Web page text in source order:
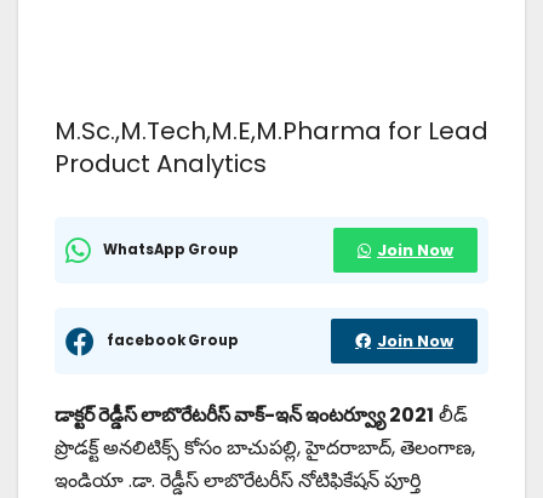
M.Sc.,M.Tech,M.E,M.Pharma for Lead
Product Analytics
WhatsApp Group Join Now
facebook Group Join Now
డాక్టర్ రెడ్డీస్ లాబొరేటరీస్ వాక్-ఇన్ ఇంటర్వ్యూ 2021 లీడ్
ప్రొడక్ట్ అనలిటిక్స్ కోసం బాచుపల్లి, హైదరాబాద్, తెలంగాణ,
ఇండియా .డా. రెడ్డీస్ లాబొరేటరీస్ నోటిఫికేషన్ పూర్తి